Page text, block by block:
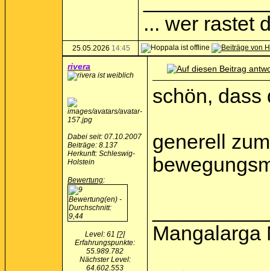
... wer rastet
25.05.2026 14:45
rivera
Dabei seit: 07.10.2007
Beiträge: 8.137
Herkunft: Schleswig-
Holstein
Bewertung:
Level: 61 [?]
Erfahrungspunkte:
55.989.782
Nächster Level:
64.602.553
schön, dass
generell
Mangalarga